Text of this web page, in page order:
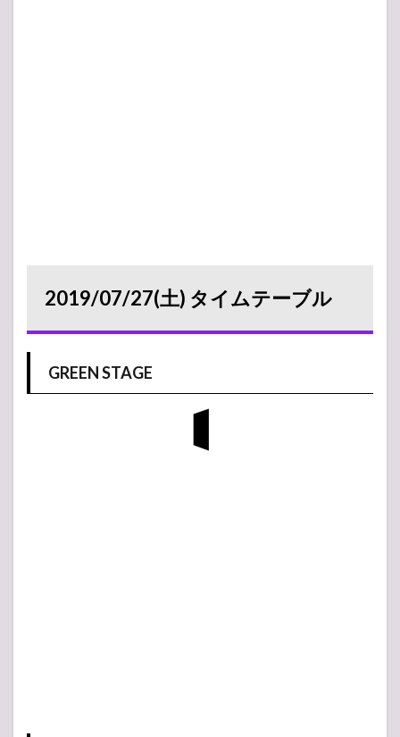
2019/07/27(土) タイムテーブル
GREEN STAGE